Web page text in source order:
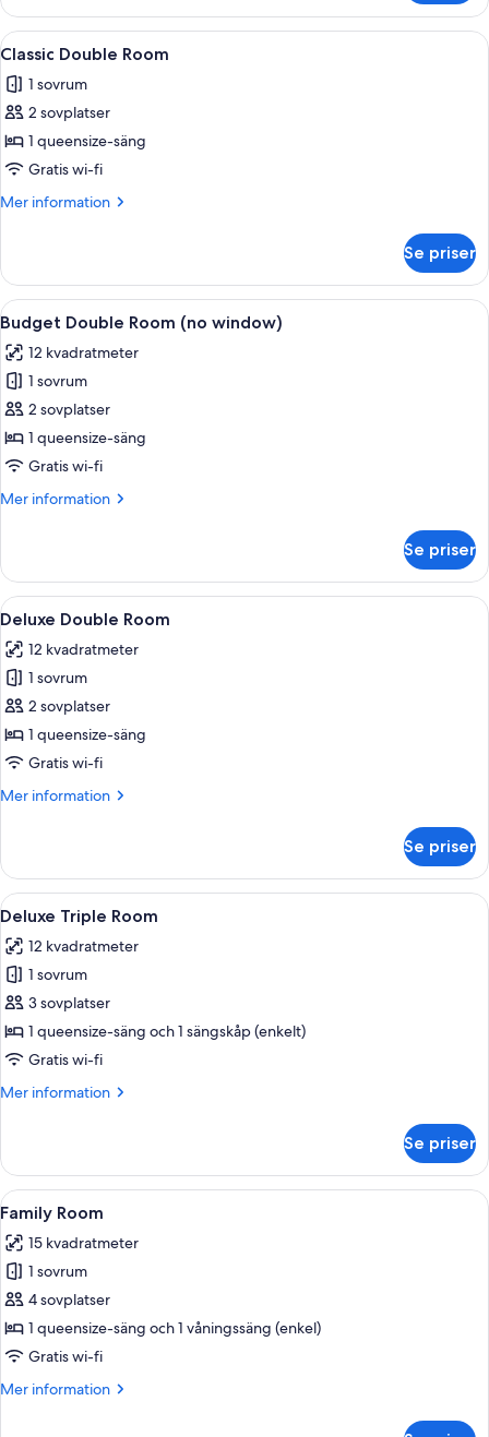
Studio
with
Sofa
Öppna
alla
foton
för
Classic
Double
Room
Ett modernt sovrum med ett
1
Classic Double Room
1 sovrum
2 sovplatser
1 queensize-säng
Gratis wi-fi
Mer information
Mer
Double
Room
Se priser
Öppna
alla
foton
för
Budget
Double
Room
window)
En snyggt bäddad säng med vita
2
Budget Double Room (no window)
12 kvadratmeter
1 sovrum
2 sovplatser
1 queensize-säng
Gratis wi-fi
Mer information
Mer
Double
Room
(no
Se priser
Öppna
alla
foton
för
Deluxe
Double
Room
Ett sovrum med en säng, en tv som
2
Deluxe Double Room
12 kvadratmeter
1 sovrum
2 sovplatser
1 queensize-säng
Gratis wi-fi
Mer information
Mer
Double
Room
Se priser
Öppna
alla
foton
för
Deluxe
Triple
Room
Ett sovrum med en säng, ett
3
Deluxe Triple Room
12 kvadratmeter
1 sovrum
3 sovplatser
1 queensize-säng och 1 sängskåp (enkelt)
Gratis wi-fi
Mer information
Mer
Triple
Room
Se priser
Öppna
alla
foton
för
Family
Room
Ett sovrum med en säng, ett
3
Family Room
15 kvadratmeter
1 sovrum
4 sovplatser
1 queensize-säng och 1 våningssäng (enkel)
Gratis wi-fi
Mer information
Mer